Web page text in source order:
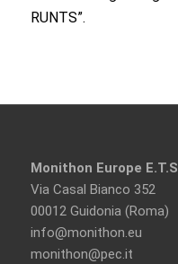
RUNTS”.
Monithon Europe
Via Casal Bianco 352
00012 Guidonia (Roma)
info@monithon.eu
monithon@pec.it